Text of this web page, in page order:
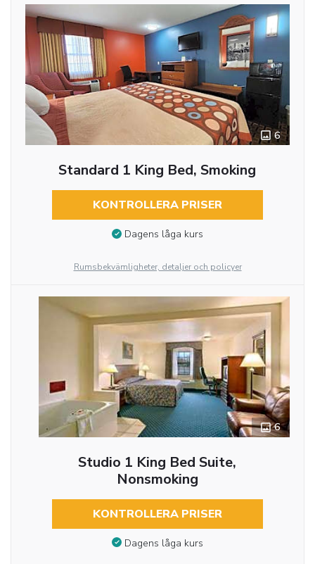
6
Standard 1 King Bed, Smoking
KONTROLLERA PRISER
Dagens låga kurs
Rumsbekvämligheter, detaljer och policyer
6
Studio 1 King Bed Suite,
Nonsmoking
KONTROLLERA PRISER
Dagens låga kurs